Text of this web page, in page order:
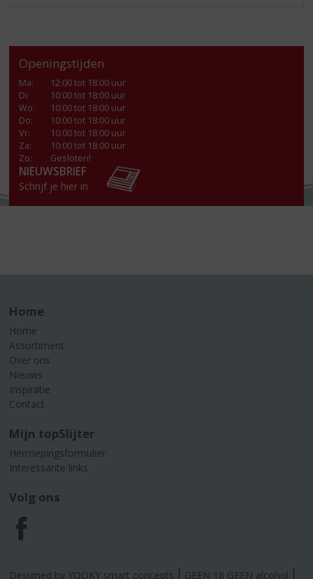
Openingstijden
Ma:
12:00 tot 18:00 uur
Di:
10:00 tot 18:00 uur
Wo:
10:00 tot 18:00 uur
Do:
10:00 tot 18:00 uur
Vr:
10:00 tot 18:00 uur
Za:
10:00 tot 18:00 uur
Zo:
Gesloten!
NIEUWSBRIEF
Schrijf je hier in
Home
Home
Assortiment
Over ons
Nieuws
Inspiratie
Contact
Mijn topSlijter
Herroepingsformulier
Interessante links
Volg ons
F
a
Designed by YOOKY smart concepts GEEN 18 GEEN alcohol